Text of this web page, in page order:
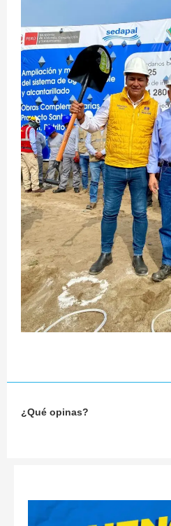
¿Qué opinas?